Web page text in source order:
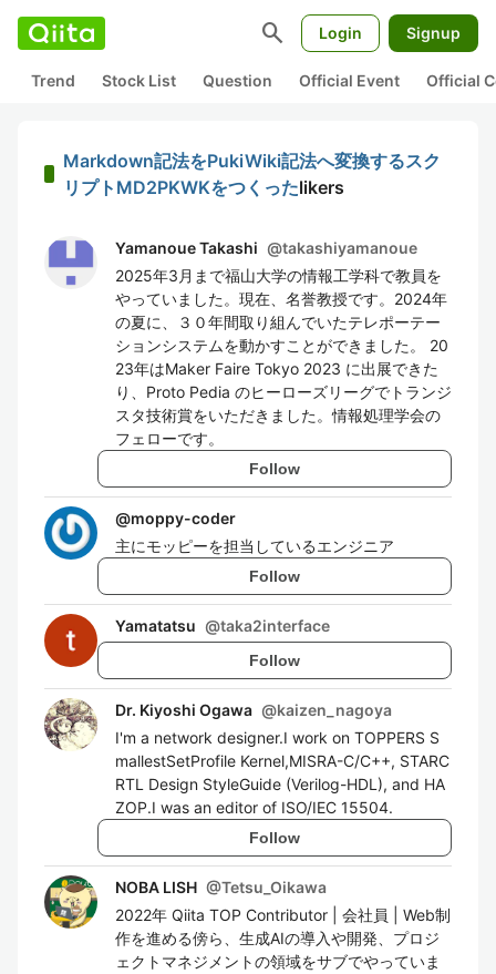
search Login Signup
Trend Stock List Question Official Event Official
Markdown記法をPukiWiki記法へ変換するスク
リプトMD2PKWKをつくったlikers
Yamanoue Takashi @takashiyamanoue
2025年3月まで福山大学の情報工学科で教員を
やっていました。現在、名誉教授です。2024年
の夏に、３０年間取り組んでいたテレポーテー
ションシステムを動かすことができました。 20
23年はMaker Faire Tokyo 2023 に出展できた
り、Proto Pedia のヒーローズリーグでトランジ
スタ技術賞をいただきました。情報処理学会の
フェローです。
Follow
@moppy-coder
主にモッピーを担当しているエンジニア
Follow
Yamatatsu @taka2interface
Follow
Dr. Kiyoshi Ogawa @kaizen_nagoya
I'm a network designer.I work on TOPPERS S
mallestSetProfile Kernel,MISRA-C/C++, STARC
RTL Design StyleGuide (Verilog-HDL), and HA
ZOP.I was an editor of ISO/IEC 15504.
Follow
NOBA LISH @Tetsu_Oikawa
2022年 Qiita TOP Contributor | 会社員 | Web制
作を進める傍ら、生成AIの導入や開発、プロジ
ェクトマネジメントの領域をサブでやっていま